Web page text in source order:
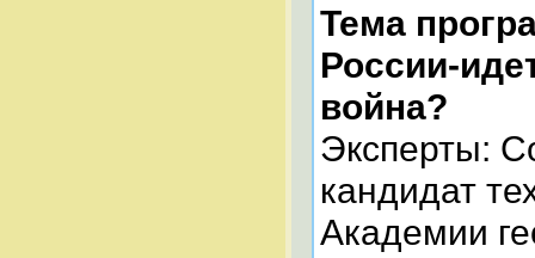
Тема
России-
война?
Эксперты:
кандидат
Академии